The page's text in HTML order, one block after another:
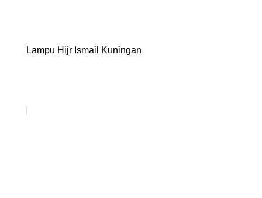
Lampu Hijr Ismail Kuningan